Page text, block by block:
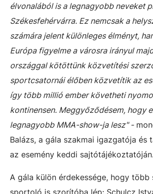
élvonalából is a legnagyobb neveket
Székesfehérvárra. Ez nemcsak a
számára jelent különleges élményt,
Európa figyelme a városra irányul
országgal kötöttünk közvetítési
sportcsatornái élőben közvetítik az
így több millió ember követheti
kontinensen. Meggyőződésem, hogy
legnagyobb MMA-show-ja lesz" -
Balázs, a gála szakmai igazgatója és
az esemény keddi sajtótájékoztatóján.
A gála külön érdekessége, hogy több
sportoló is szorítóba lép: Schulcz